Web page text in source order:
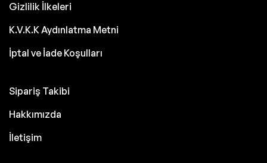
Gizlilik İlkeleri
K.V.K.K Aydınlatma Metni
İptal ve İade Koşulları
Sipariş Takibi
Hakkımızda
İletişim